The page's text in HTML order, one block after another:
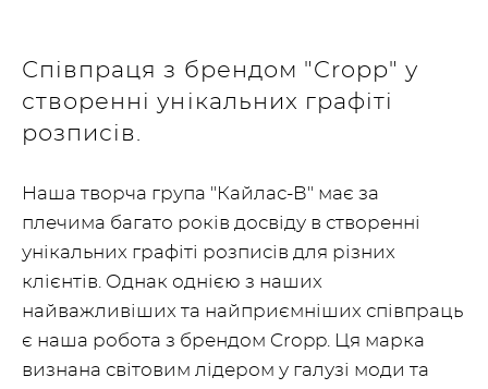
Співпраця з брендом "Cropp" у
створенні унікальних графіті
розписів.
Наша творча група "Кайлас-В" має за
плечима багато років досвіду в створенні
унікальних графіті розписів для різних
клієнтів. Однак однією з наших
найважливіших та найприємніших співпраць
є наша робота з брендом Cropp. Ця марка
визнана світовим лідером у галузі моди та